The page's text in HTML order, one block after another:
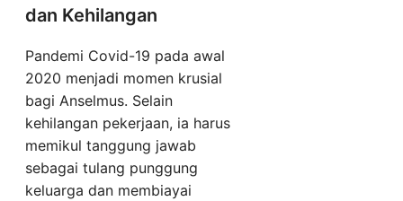
dan Kehilangan
Pandemi Covid-19 pada awal
2020 menjadi momen krusial
bagi Anselmus. Selain
kehilangan pekerjaan, ia harus
memikul tanggung jawab
sebagai tulang punggung
keluarga dan membiayai